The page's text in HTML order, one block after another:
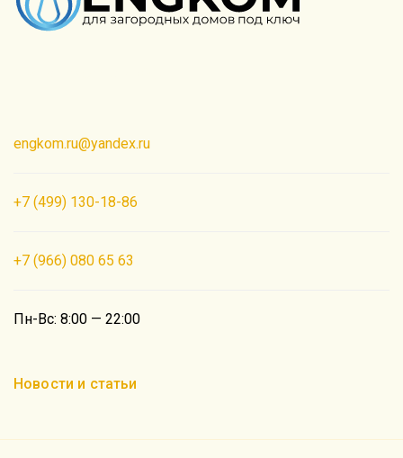
engkom.ru@yandex.ru
+7 (499) 130-18-86
+7 (966) 080 65 63
Пн-Вс: 8:00 — 22:00
Новости и статьи